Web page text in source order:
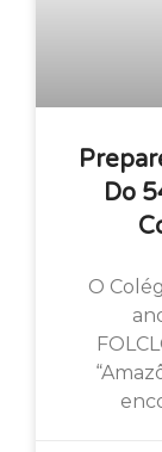
Do
O